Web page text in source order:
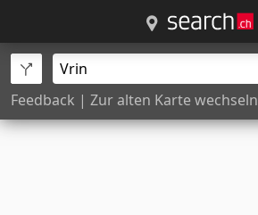
Feedback | Zur alten Karte wechseln